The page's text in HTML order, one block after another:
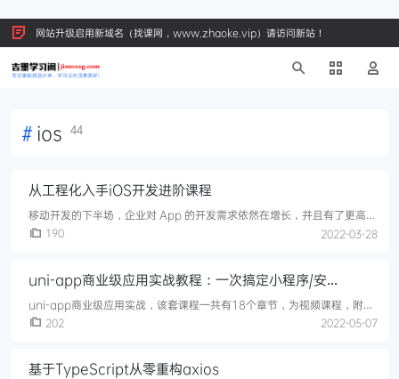
网站升级启用新域名（找课网，www.zhaoke.vip）请访问新站！
# ios 44
从工程化入手iOS开发进阶课程
移动开发的下半场，企业对 App 的开发需求依然在增长，并且有了更高的
要求。尤其是 iOS 开发，由于系统封闭和以前工具链不完善，大量手工操
率，节省维护成本。
190 2022-03-28
uni-app商业级应用实战教程：一次搞定小程序/安
卓/iOS/H5
uni-app商业级应用实战，该套课程一共有18个章节，为视频课程，附带
课程资料、源码及工具1.导学2.课程介绍3.框架基础-上4.框架基础-下5.样
页构建14.我的页面（上）15.我的页面（中）16.我的页面（下）17.项目
202 2022-05-07
基于TypeScript从零重构axios